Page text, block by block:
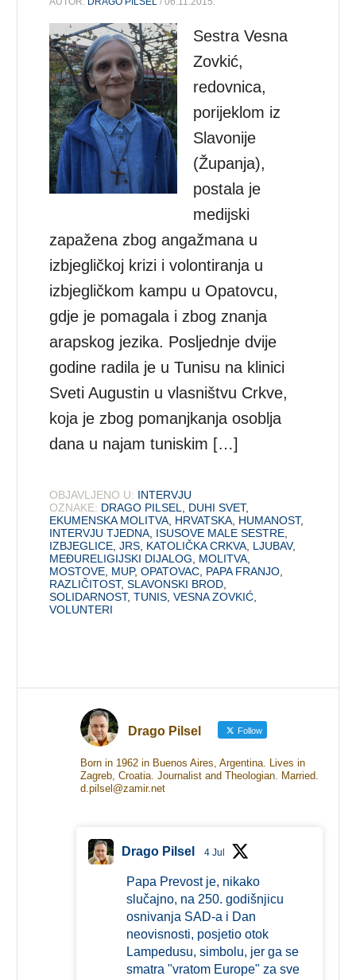
Sestra Vesna
Zovkić,
redovnica,
porijeklom iz
Slavonije
(Županja),
postala je
medijski
zapažena zbog angažmana u
izbjegličkoj krizi i volontiranja u
izbjegličkom kampu u Opatovcu,
gdje je pomagala i zbog znanja
arapskog jezika. Posljednje dvije
godine radila je u Tunisu na klinici
Sveti Augustin u vlasništvu Crkve,
koja je zbog pomanjkanja osoblja
dana u najam tuniskim […]
OBJAVLJENO U: INTERVJU
OZNAKE: DRAGO PILSEL DUHI SVET,
EKUMENSKA MOLITVA HRVATSKA HUMANOST,
INTERVJU TJEDNA ISUSOVE MALE SESTRE
IZBJEGLICE ,JRS KATOLIČKA CRKVA LJUBAV,
MEĐURELIGIJSKI DIJALOG
MOLITVA
MOSTOVE MUP,OPATOVAC PAPA FRANJO
RAZLIČITOST,SLAVONSKI BROD
SOLIDARNOST,TUNIS ,VESNA ZOVKIĆ
VOLUNTERI
Drago Pilsel Follow
Born in 1962 in Buenos Aires, Argentina. Lives in
Zagreb, Croatia. Journalist and Theologian. Married.
d.pilsel@zamir.net
Drago Pilsel 4 Jul
Papa Prevost je, nikako
slučajno, na 250. godišnjicu
osnivanja SAD-a i Dan
neovisnosti, posjetio otok
Lampedusu, simbolu, jer ga se
smatra "vratom Europe" za sve